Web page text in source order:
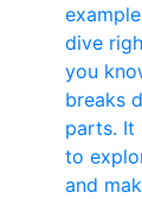
dive
you
breaks
parts. It
to
and